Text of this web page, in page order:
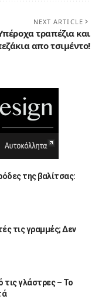
NEXT ARTICLE
τραπέζια και
απο τσιμέντο!
της βαλίτσας:
τις γραμμές; Δεν
τις γλάστρες – Το